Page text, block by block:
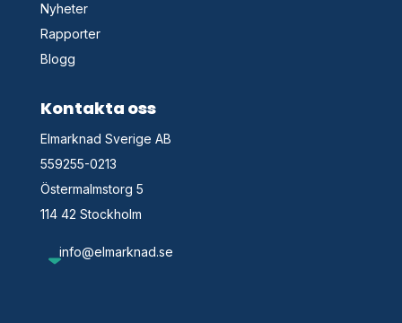
Nyheter
Rapporter
Blogg
Kontakta oss
Elmarknad Sverige AB
559255-0213
Östermalmstorg 5
114 42 Stockholm
info@elmarknad.se